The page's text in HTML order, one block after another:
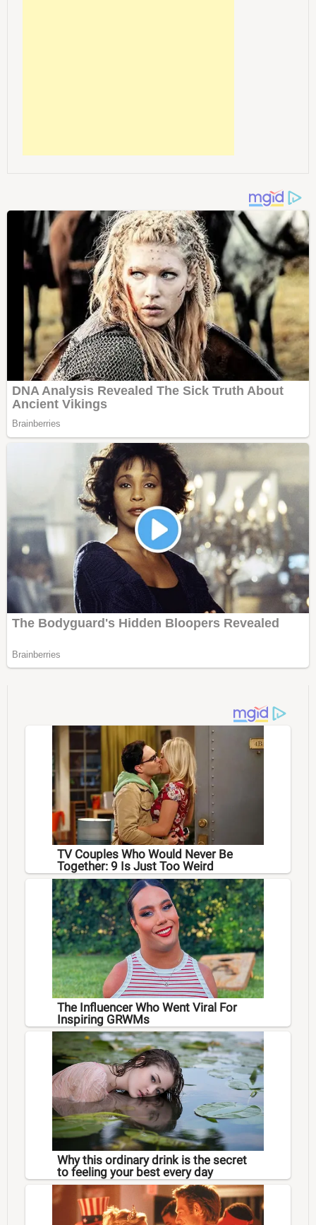
TV Couples Who Would Never Be
Together: 9 Is Just Too Weird
The Influencer Who Went Viral For
Inspiring GRWMs
Why this ordinary drink is the secret
to feeling your best every day